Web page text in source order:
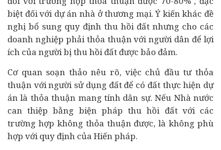
biệt đối với dự án nhà ở thương mại. Ý kiến khác đề
nghị bổ sung quy định thu hồi đất nhưng cho các
doanh nghiệp phải thỏa thuận với người dân để lợi
ích của người bị thu hồi đất được bảo đảm.
Cơ quan soạn thảo nêu rõ, việc chủ đầu tư thỏa
thuận với người sử dụng đất để có đất thực hiện dự
án là thỏa thuận mang tính dân sự. Nếu Nhà nước
can thiệp bằng biện pháp thu hồi đất với các
trường hợp không thỏa thuận được, là không phù
hợp với quy định của Hiến pháp.